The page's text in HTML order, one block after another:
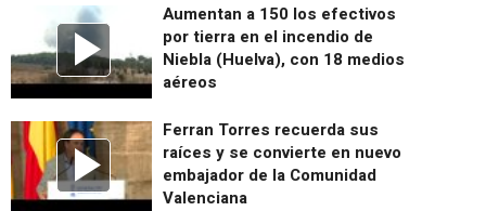
Aumentan a 150 los efectivos
por tierra en el incendio de
Niebla (Huelva), con 18 medios
aéreos
Ferran Torres recuerda sus
raíces y se convierte en nuevo
embajador de la Comunidad
Valenciana